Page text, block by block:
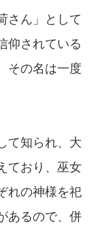
さん」として
仰されている
その名は一度
て知られ、大
ており、巫女
れの神様を祀
あるので、併